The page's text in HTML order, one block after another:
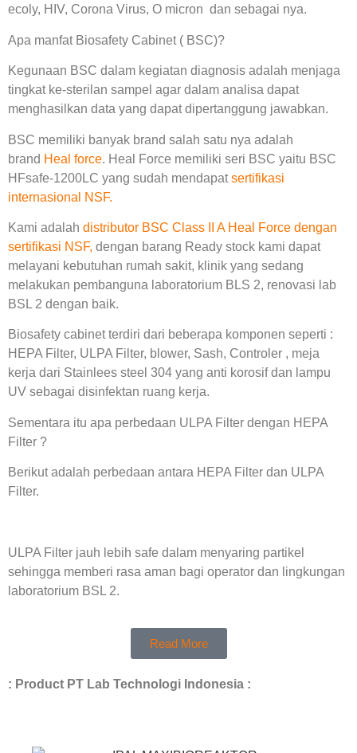
ecoly, HIV, Corona Virus, O micron dan sebagai nya.
Apa manfat Biosafety Cabinet ( BSC)?
Kegunaan BSC dalam kegiatan diagnosis adalah menjaga
tingkat ke-sterilan sampel agar dalam analisa dapat
menghasilkan data yang dapat dipertanggung jawabkan.
BSC memiliki banyak brand salah satu nya adalah
brand Heal force. Heal Force memiliki seri BSC yaitu BSC
HFsafe-1200LC yang sudah mendapatsertifikasi
internasional NSF.
Kami adalah distributor BSC Class II A Heal Force dengan
sertifikasi NSF, dengan barang Ready stock kami dapat
melayani kebutuhan rumah sakit, klinik yang sedang
melakukan pembanguna laboratorium BLS 2, renovasi lab
BSL 2 dengan baik.
Biosafety cabinet terdiri dari beberapa komponen seperti :
HEPA Filter, ULPA Filter, blower, Sash, Controler , meja
kerja dari Stainlees steel 304 yang anti korosif dan lampu
UV sebagai disinfektan ruang kerja.
Sementara itu apa perbedaan ULPA Filter dengan HEPA
Filter ?
Berikut adalah perbedaan antara HEPA Filter dan ULPA
Filter.
ULPA Filter jauh lebih safe dalam menyaring partikel
sehingga memberi rasa aman bagi operator dan lingkungan
laboratorium BSL 2.
Read More
: Product PT Lab Technologi Indonesia :